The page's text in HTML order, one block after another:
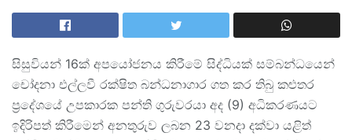
සිසුවියන් 16ක් අපයෝජනය කිරීමේ සිද්ධියක් සම්බන්ධයෙන්
චෝදනා එල්ලවී රක්ෂිත බන්ධනාගාර ගත කර තිබු කළුතර
ප්‍රදේශයේ උපකාරක පන්ති ගුරුවරයා අද (9) අධිකරණයට
ඉදිරිපත් කිරීමෙන් අනතුරුව ලබන 23 වනදා දක්වා යළිත්